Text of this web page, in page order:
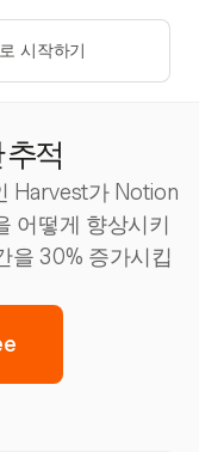
시작하기
추적
Harvest가 Notion
어떻게 향상시키
을 30% 증가시킵